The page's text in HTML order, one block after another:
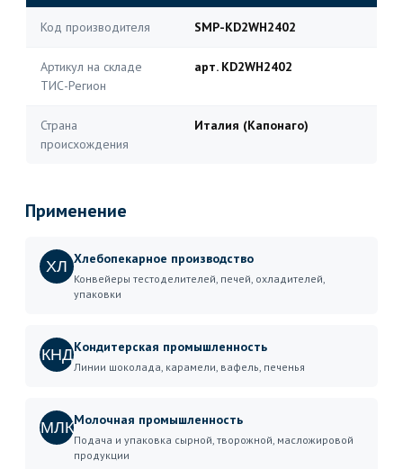
Код производителя SMP-KD2WH2402
Артикул на складе
ТИС-Регион
арт. KD2WH2402
Страна
происхождения
Италия (Капонаго)
Применение
ХЛ Хлебопекарное производство
Конвейеры тестоделителей, печей, охладителей,
упаковки
КНДКондитерская промышленность
Линии шоколада, карамели, вафель, печенья
МЛКМолочная промышленность
Подача и упаковка сырной, творожной, масложировой
продукции